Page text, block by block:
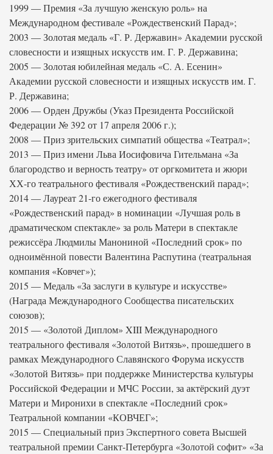
1999 — Премия «За лучшую женскую роль» на
Международном фестивале «Рождественский Парад»;
2003 — Золотая медаль «Г. Р. Державин» Академии русской
словесности и изящных искусств им. Г. Р. Державина;
2005 — Золотая юбилейная медаль «С. А. Есенин»
Академии русской словесности и изящных искусств им. Г.
Р. Державина;
2006 — Орден Дружбы (Указ Президента Российской
Федерации № 392 от 17 апреля 2006 г.);
2008 — Приз зрительских симпатий общества «Театрал»;
2013 — Приз имени Льва Иосифовича Гительмана «За
благородство и верность театру» от оргкомитета и жюри
ХХ-го театрального фестиваля «Рождественский парад»;
2014 — Лауреат 21-го ежегодного фестиваля
«Рождественский парад» в номинации «Лучшая роль в
драматическом спектакле» за роль Матери в спектакле
режиссёра Людмилы Манониной «Последний срок» по
одноимённой повести Валентина Распутина (театральная
компания «Ковчег»);
2015 — Медаль «За заслуги в культуре и искусстве»
(Награда Международного Сообщества писательских
союзов);
2015 — «Золотой Диплом» XIII Международного
театрального фестиваля «Золотой Витязь», прошедшего в
рамках Международного Славянского Форума искусств
«Золотой Витязь» при поддержке Министерства культуры
Российской Федерации и МЧС России, за актёрский дуэт
Матери и Миронихи в спектакле «Последний срок»
Театральной компании «КОВЧЕГ»;
2015 — Специальный приз Экспертного совета Высшей
театральной премии Санкт-Петербурга «Золотой софит» «За